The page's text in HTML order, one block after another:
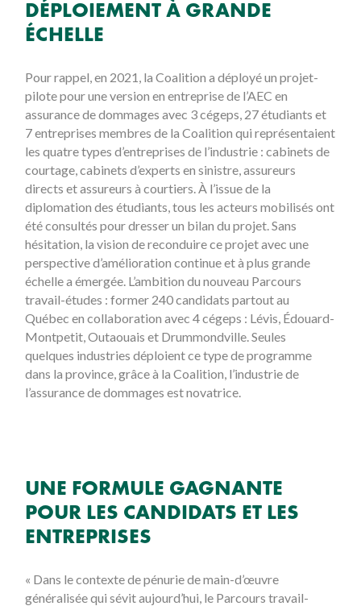
DÉPLOIEMENT À GRANDE
ÉCHELLE
Pour rappel, en 2021, la Coalition a déployé un projet-
pilote pour une version en entreprise de l’AEC en
assurance de dommages avec 3 cégeps, 27 étudiants et
7 entreprises membres de la Coalition qui représentaient
les quatre types d’entreprises de l’industrie : cabinets de
courtage, cabinets d’experts en sinistre, assureurs
directs et assureurs à courtiers. À l’issue de la
diplomation des étudiants, tous les acteurs mobilisés ont
été consultés pour dresser un bilan du projet. Sans
hésitation, la vision de reconduire ce projet avec une
perspective d’amélioration continue et à plus grande
échelle a émergée. L’ambition du nouveau Parcours
travail-études : former 240 candidats partout au
Québec en collaboration avec 4 cégeps : Lévis, Édouard-
Montpetit, Outaouais et Drummondville. Seules
quelques industries déploient ce type de programme
dans la province, grâce à la Coalition, l’industrie de
l’assurance de dommages est novatrice.
UNE FORMULE GAGNANTE
POUR LES CANDIDATS ET LES
ENTREPRISES
« Dans le contexte de pénurie de main-d’œuvre
généralisée qui sévit aujourd’hui, le Parcours travail-